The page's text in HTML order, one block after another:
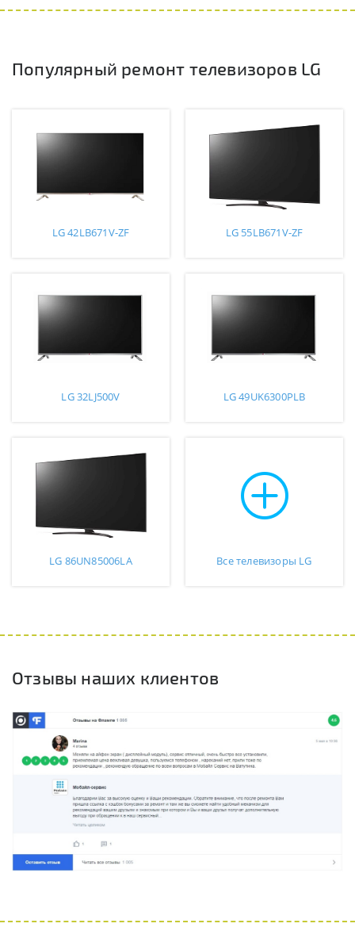
Популярный ремонт телевизоров LG
LG 42LB671V-ZF LG 55LB671V-ZF
LG 32LJ500V LG 49UK6300PLB
LG 86UN85006LA Все телевизоры LG
Отзывы наших клиентов